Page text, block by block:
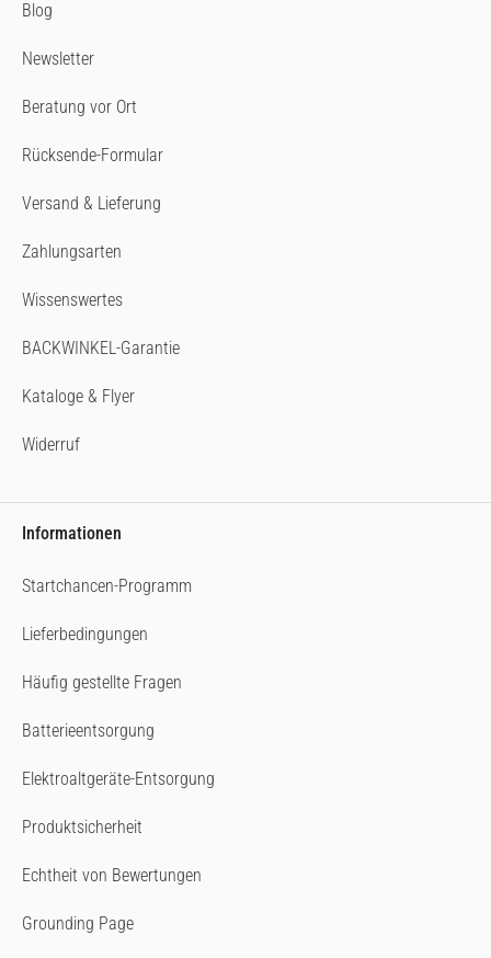
Blog
Newsletter
Beratung vor Ort
Rücksende-Formular
Versand & Lieferung
Zahlungsarten
Wissenswertes
BACKWINKEL-Garantie
Kataloge & Flyer
Widerruf
Informationen
Startchancen-Programm
Lieferbedingungen
Häufig gestellte Fragen
Batterieentsorgung
Elektroaltgeräte-Entsorgung
Produktsicherheit
Echtheit von Bewertungen
Grounding Page